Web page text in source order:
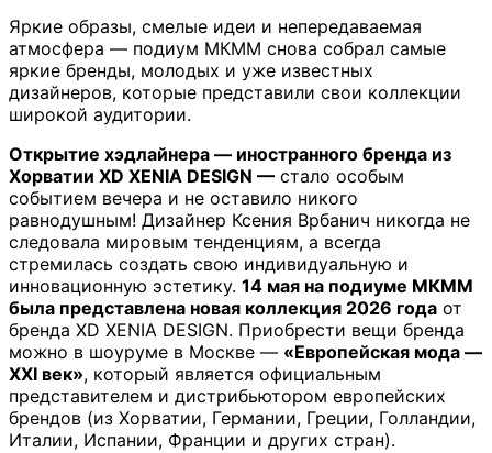
Яркие образы, смелые идеи и непередаваемая
атмосфера — подиум МКММ снова собрал самые
яркие бренды, молодых и уже известных
дизайнеров, которые представили свои коллекции
широкой аудитории.
Открытие хэдлайнера — иностранного бренда из
Хорватии XD XENIA DESIGN — стало особым
событием вечера и не оставило никого
равнодушным! Дизайнер Ксения Врбанич никогда не
следовала мировым тенденциям, а всегда
стремилась создать свою индивидуальную и
инновационную эстетику. 14 мая на подиуме МКММ
была представлена новая коллекция 2026 года от
бренда XD XENIA DESIGN. Приобрести вещи бренда
можно в шоуруме в Москве — «Европейская мода —
XXI век», который является официальным
представителем и дистрибьютором европейских
брендов (из Хорватии, Германии, Греции, Голландии,
Италии, Испании, Франции и других стран).